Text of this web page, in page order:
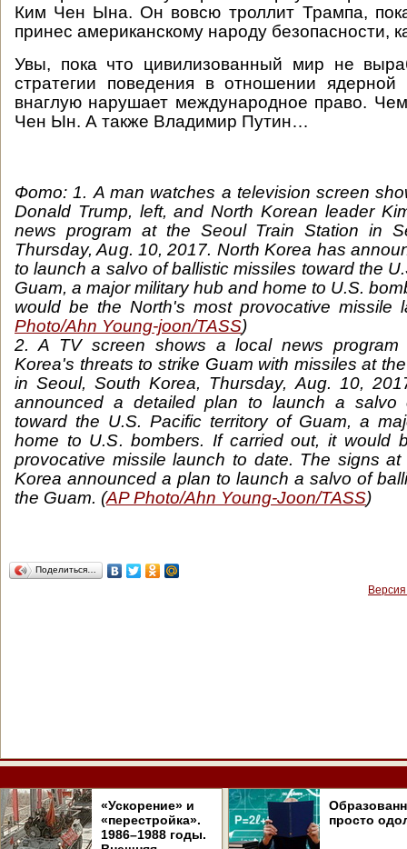
Ким Чен Ына. Он вовсю троллит Трампа,
принес американскому народу безопасности,
Увы, пока что цивилизованный мир не
стратегии поведения в отношении ядерной
внаглую нарушает международное право.
Чен Ын. А также Владимир Путин…
Фото: 1. A man watches a television screen
Donald Trump, left, and North Korean leader
news program at the Seoul Train Station in
Thursday, Aug. 10, 2017. North Korea has
to launch a salvo of ballistic missiles toward the
Guam, a major military hub and home to U.S.
would be the North's most provocative missile
Photo/Ahn Young-joon/TASS)
2. A TV screen shows a local news program
Korea's threats to strike Guam with missiles at
in Seoul, South Korea, Thursday, Aug. 10,
announced a detailed plan to launch a salvo
toward the U.S. Pacific territory of Guam, a
home to U.S. bombers. If carried out, it would
provocative missile launch to date. The signs
Korea announced a plan to launch a salvo of
the Guam. (AP Photo/Ahn Young-Joon/TASS)
Поделиться…
«Ускорение» и
«перестройка».
1986–1988 годы.
просто